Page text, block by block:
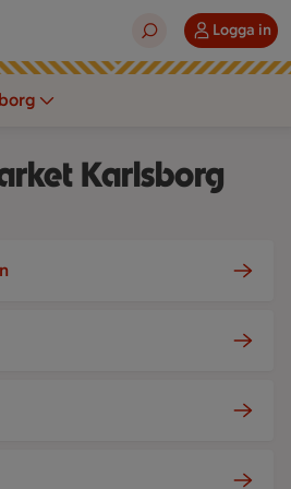
Logga in
Karlsborg